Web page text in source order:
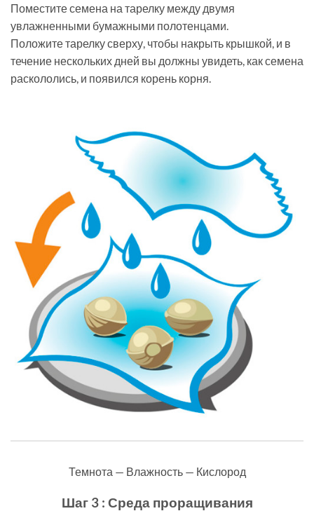
Поместите семена на тарелку между двумя
увлажненными бумажными полотенцами.
Положите тарелку сверху, чтобы накрыть крышкой, и в
течение нескольких дней вы должны увидеть, как семена
раскололись, и появился корень корня.
Темнота — Влажность — Кислород
Шаг 3 : Среда проращивания